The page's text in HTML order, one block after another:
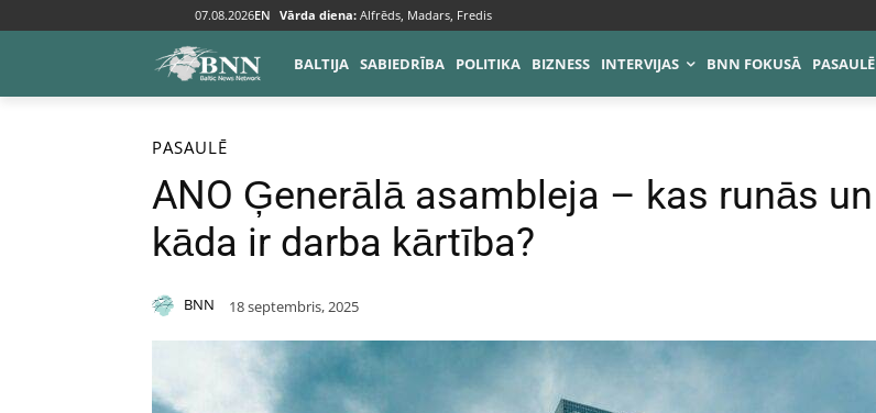
07.08.2026EN Vārda diena: Alfrēds, Madars, Fredis
BALTIJA SABIEDRĪBA POLITIKA BIZNESS INTERVIJAS BNN FOKUSĀ PASAULĒ
Sākums Pasaulē
PASAULĒ
ANO Ģenerālā asambleja – kas runās un
kāda ir darba kārtība?
BNN 18 septembris, 2025